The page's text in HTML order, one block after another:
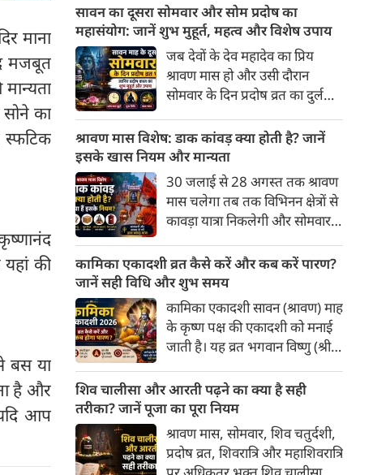
माना
मजबूत
का
स्फटिक
की
बस या
है और
आप
सावन का दूसरा सोमवार और सोम प्रदोष का
महासंयोग: जानें शुभ मुहूर्त, महत्व और विशेष उपाय
जब देवों के देव महादेव का प्रिय
श्रावण मास हो और उसी दौरान
सोमवार के दिन प्रदोष व्रत का दुर्लभ
और भी अधिक फलदायी हो जाती है।
जब त्रयोदशी तिथि सोमवार को पड़ती
है, तो इसे 'सोम प्रदोष' कहा जाता है।
श्रावण सोमवार और प्रदोष का यह
पावन मिलन शिव भक्तों के लिए
भगवान भोलेनाथ की विशेष कृपा पाने
का सबसे उत्तम अवसर है।
श्रावण मास विशेष: डाक कांवड़ क्या होती है? जानें
इसके खास नियम और मान्यता
30 जलाई से 28 अगस्त तक श्रावण
मास चलेगा तब तक विभिनन क्षेत्रों से
कावड़ा यात्रा निकलेगी और सोमवार
कावड़ के जला से होगा। सावन
(श्रावण) के पवित्र महीने में कांवड़
यात्रा भगवान शिव के प्रति अपार
श्रद्धा और भक्ति का प्रतीक है। कांवड़
यात्रा के कई रूप होते हैं—जैसे
सामान्य कांवड़, खड़ी कांवड़, झांकी
कांवड़ और डाक कांवड़। इन सब में
डाक कांवड़ को सबसे कठिन और
निष्ठापूर्ण माना जाता है।
कामिका एकादशी व्रत कैसे करें और कब करें पारण?
जानें सही विधि और शुभ समय
कामिका एकादशी सावन (श्रावण) माह
के कृष्ण पक्ष की एकादशी को मनाई
जाती है। यह व्रत भगवान विष्णु (श्री
पापों का नाश और मनोकामनाओं की
पूर्ति होती है। इस बार यह व्रत 09
अगस्त 2026 रविवार के दिन
उनयातिथि के अनुसार रखा जाएगा,
जिसका पारण अगले दिन यानी 10
शिव चालीसा और आरती पढ़ने का क्या है सही
तरीका? जानें पूजा का पूरा नियम
श्रावण मास, सोमवार, शिव चतुर्दशी,
प्रदोष व्रत, शिवरा‍त्रि और महाशिवरात्रि